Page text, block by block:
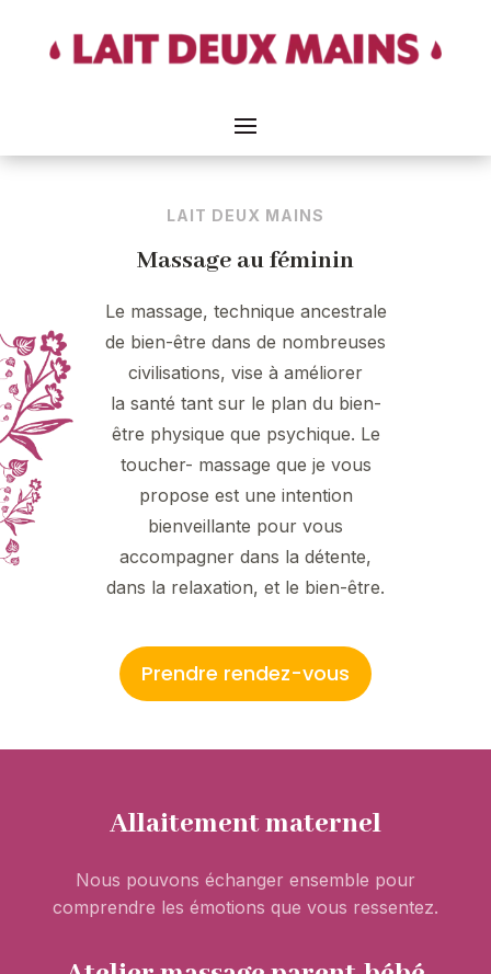
LAIT DEUX MAINS
Massage au féminin
Le massage, technique ancestrale
de bien-être dans de nombreuses
civilisations, vise à améliorer
la santé tant sur le plan du bien-
être physique que psychique. Le
toucher- massage que je vous
propose est une intention
bienveillante pour vous
accompagner dans la détente,
dans la relaxation, et le bien-être.
Prendre rendez-vous
Allaitement maternel
Nous pouvons échanger ensemble pour
comprendre les émotions que vous ressentez.